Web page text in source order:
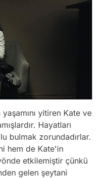
yitiren Kate ve
Hayatları
bulmak zorundadırlar.
hem de Kate'in
etkilemiştir çünkü
gelen şeytani